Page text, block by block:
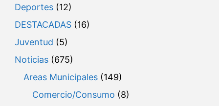
Deportes (12)
DESTACADAS (16)
Juventud (5)
Noticias (675)
Areas Municipales (149)
Comercio/Consumo (8)